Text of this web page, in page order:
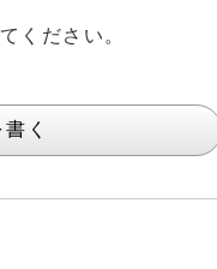
ください。